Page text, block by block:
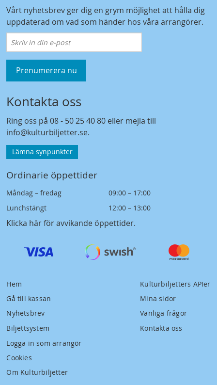
Vårt nyhetsbrev ger dig en grym möjlighet att hålla dig
uppdaterad om vad som händer hos våra arrangörer.
Prenumerera nu
Kontakta oss
Ring oss på08 - 50 25 40 80 eller mejla till
info@kulturbiljetter.se.
Lämna synpunkter
Ordinarie öppettider
Måndag – fredag
09:00 – 17:00
Lunchstängt
12:00 – 13:00
Klicka här för avvikande öppettider.
Hem
Gå till kassan
Nyhetsbrev
Biljettsystem
Logga in som arrangör
Cookies
Om Kulturbiljetter
Kulturbiljetters APIer
Mina sidor
Vanliga frågor
Kontakta oss